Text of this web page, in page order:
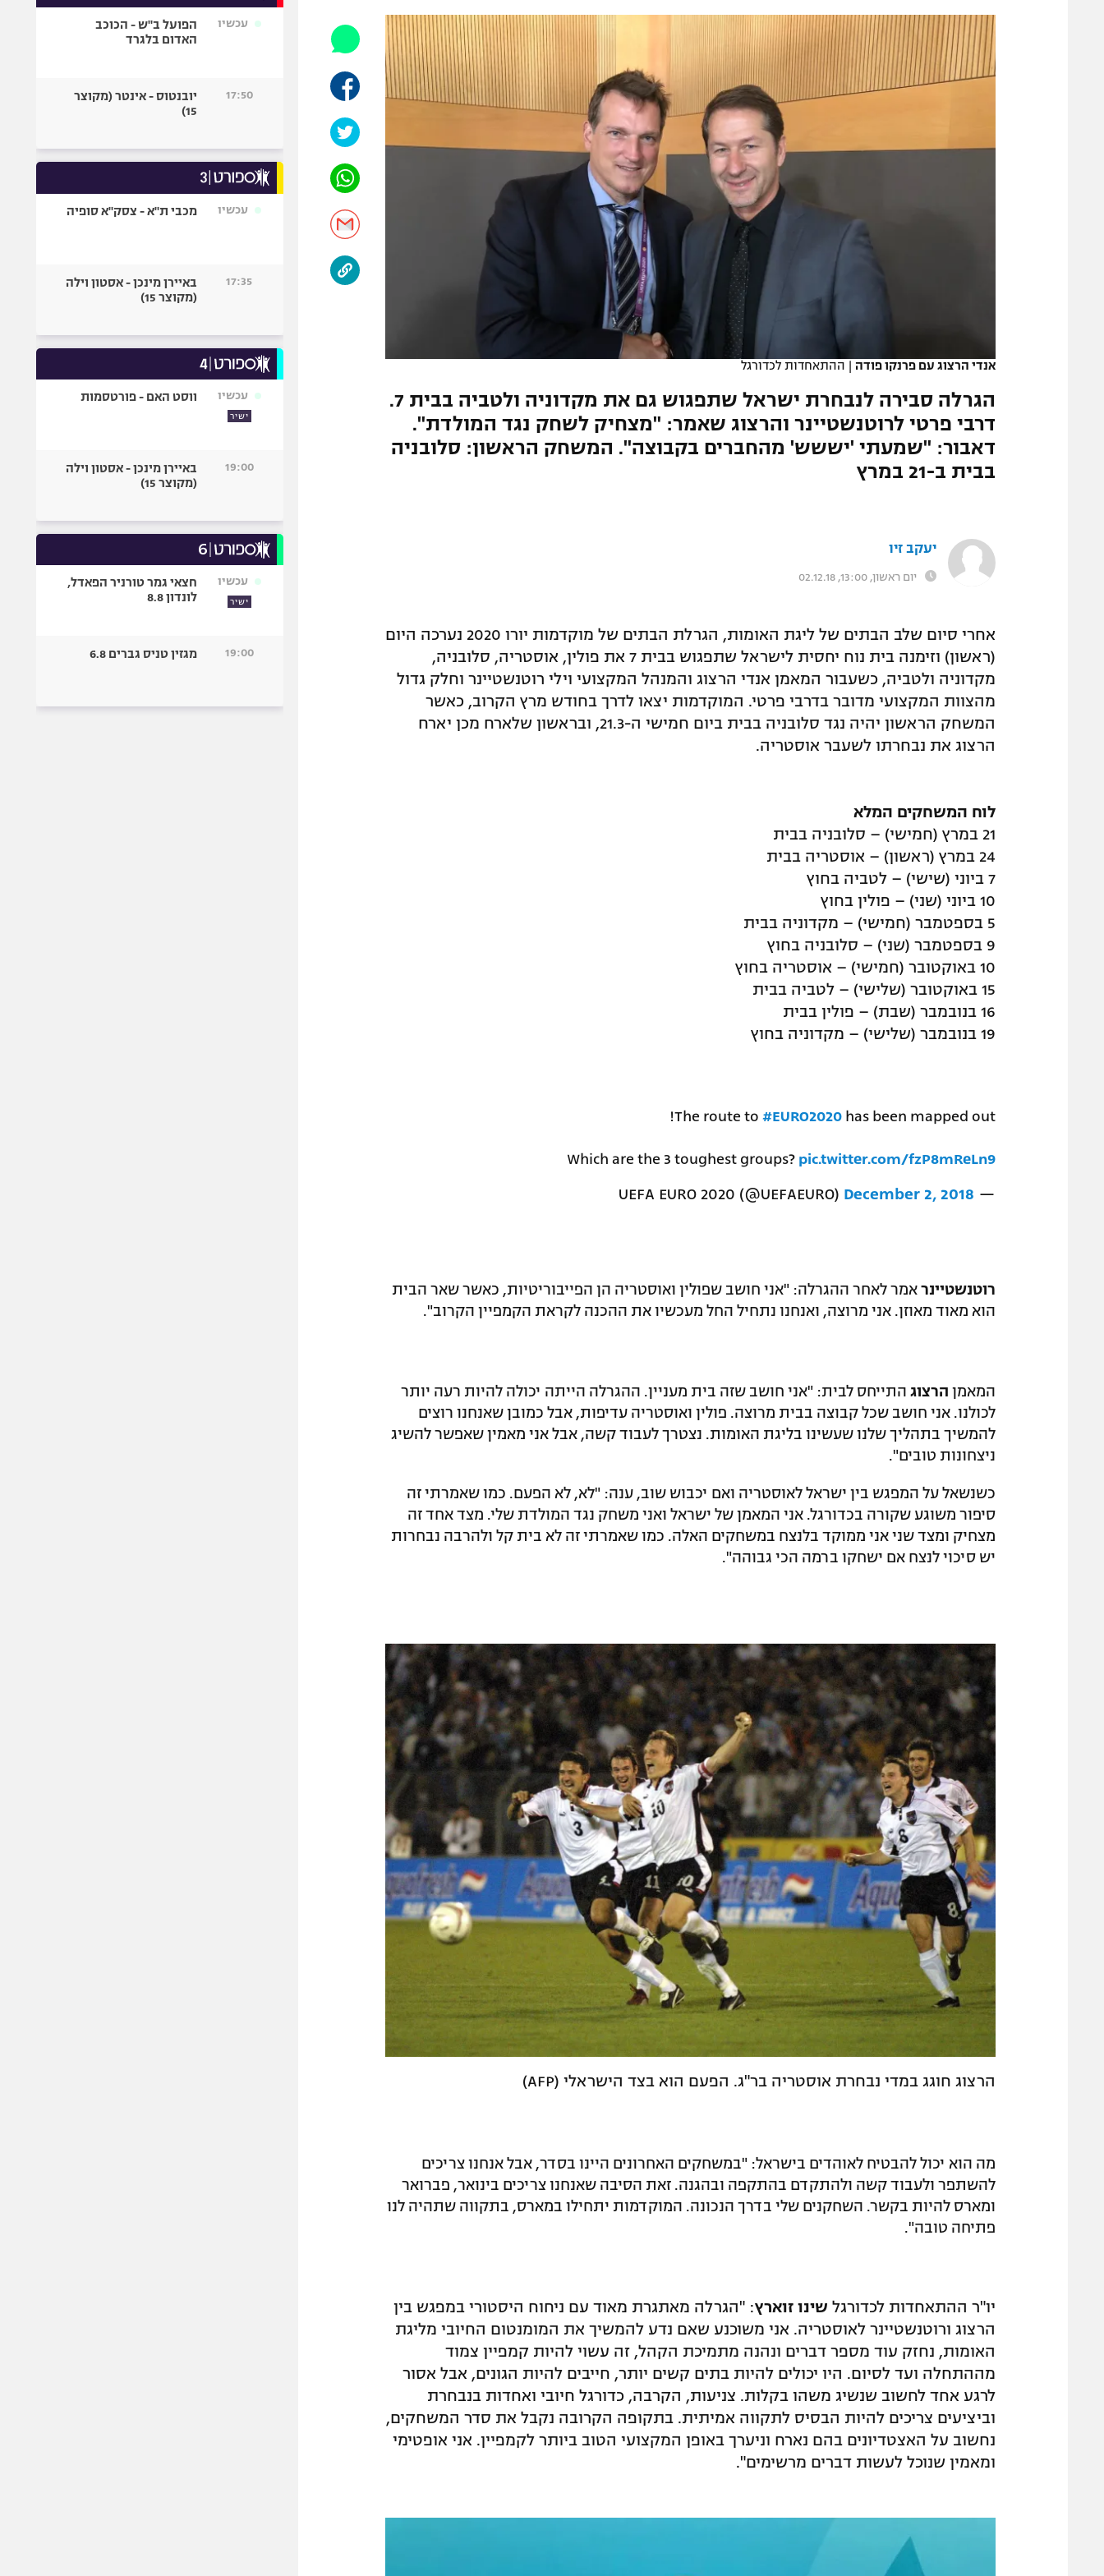
תקנון משתתפים וזוכים בפרסים
תקנון עבור פעילות אלקטרה
תקנון עבור פעילות ספורט 1 – "מרלן"
המגזין
הפועל תל אביב
הפועל חיפה
הפועל באר שבע
מכבי נתניה
בני יהודה
ליגה סינית
ליגות נוספות
ספורט מוטורי
פוטבול אמריקאי NFL
בייסבול MLB
אומנויות לחימה
גיימינג E-Sports
אנדי הרצוג עם פרנקו פודה | ההתאחדות לכדורגל
הגרלה סבירה לנבחרת ישראל שתפגוש גם את מקדוניה ולטביה בבית 7.
דרבי פרטי לרוטנשטיינר והרצוג שאמר: "מצחיק לשחק נגד המולדת".
דאבור: "שמעתי 'יששש' מהחברים בקבוצה". המשחק הראשון: סלובניה
בבית ב-21 במרץ
יעקב זיו
יום ראשון, 13:00, 02.12.18
אחרי סיום שלב הבתים של ליגת האומות, הגרלת הבתים של מוקדמות יורו 2020 נערכה היום
(ראשון) וזימנה בית נוח יחסית לישראל שתפגוש בבית 7 את פולין, אוסטריה, סלובניה,
מקדוניה ולטביה, כשעבור המאמן אנדי הרצוג והמנהל המקצועי וילי רוטנשטיינר וחלק גדול
מהצוות המקצועי מדובר בדרבי פרטי. המוקדמות יצאו לדרך בחודש מרץ הקרוב, כאשר
המשחק הראשון יהיה נגד סלובניה בבית ביום חמישי ה-21.3, ובראשון שלארח מכן יארח
הרצוג את נבחרתו לשעבר אוסטריה.
לוח המשחקים המלא
21 במרץ (חמישי) – סלובניה בבית
24 במרץ (ראשון) – אוסטריה בבית
7 ביוני (שישי) – לטביה בחוץ
10 ביוני (שני) – פולין בחוץ
5 בספטמבר (חמישי) – מקדוניה בבית
9 בספטמבר (שני) – סלובניה בחוץ
10 באוקטובר (חמישי) – אוסטריה בחוץ
15 באוקטובר (שלישי) – לטביה בבית
16 בנובמבר (שבת) – פולין בבית
19 בנובמבר (שלישי) – מקדוניה בחוץ
The route to #EURO2020 has been mapped out! ️
Which are the 3 toughest groups? pic.twitter.com/fzP8mReLn9
— UEFA EURO 2020 (@UEFAEURO)
December 2, 2018
רוטנשטיינר אמר לאחר ההגרלה: "אני חושב שפולין ואוסטריה הן הפייבוריטיות, כאשר שאר הבית
הוא מאוד מאוזן. אני מרוצה, ואנחנו נתחיל החל מעכשיו את ההכנה לקראת הקמפיין הקרוב".
המאמן הרצוג התייחס לבית: "אני חושב שזה בית מעניין. ההגרלה הייתה יכולה להיות רעה יותר
לכולנו. אני חושב שכל קבוצה בבית מרוצה. פולין ואוסטריה עדיפות, אבל כמובן שאנחנו רוצים
להמשיך בתהליך שלנו שעשינו בליגת האומות. נצטרך לעבוד קשה, אבל אני מאמין שאפשר להשיג
ניצחונות טובים".
כשנשאל על המפגש בין ישראל לאוסטריה ואם יכבוש שוב, ענה: "לא, לא הפעם. כמו שאמרתי זה
סיפור משוגע שקורה בכדורגל. אני המאמן של ישראל ואני משחק נגד המולדת שלי. מצד אחד זה
מצחיק ומצד שני אני ממוקד בלנצח במשחקים האלה. כמו שאמרתי זה לא בית קל ולהרבה נבחרות
יש סיכוי לנצח אם ישחקו ברמה הכי גבוהה".
הרצוג חוגג במדי נבחרת אוסטריה בר"ג. הפעם הוא בצד הישראלי (AFP)
מה הוא יכול להבטיח לאוהדים בישראל: "במשחקים האחרונים היינו בסדר, אבל אנחנו צריכים
להשתפר ולעבוד קשה ולהתקדם בהתקפה ובהגנה. זאת הסיבה שאנחנו צריכים בינואר, פברואר
ומארס להיות בקשר. השחקנים שלי בדרך הנכונה. המוקדמות יתחילו במארס, בתקווה שתהיה לנו
פתיחה טובה".
יו"ר ההתאחדות לכדורגל שינו זוארץ: "הגרלה מאתגרת מאוד עם ניחוח היסטורי במפגש בין
הרצוג ורוטנשטיינר לאוסטריה. אני משוכנע שאם נדע להמשיך את המומנטום החיובי מליגת
האומות, נחזק עוד מספר דברים ונהנה מתמיכת הקהל, זה עשוי להיות קמפיין צמוד
מההתחלה ועד לסיום. היו יכולים להיות בתים קשים יותר, חייבים להיות הגונים, אבל אסור
לרגע אחד לחשוב שנשיג משהו בקלות. צניעות, הקרבה, כדורגל חיובי ואחדות בנבחרת
וביציעים צריכים להיות הבסיס לתקווה אמיתית. בתקופה הקרובה נקבל את סדר המשחקים,
נחשוב על האצטדיונים בהם נארח וניערך באופן המקצועי הטוב ביותר לקמפיין. אני אופטימי
ומאמין שנוכל לעשות דברים מרשימים".
עכשיו
הפועל ב"ש - הכוכב
האדום בלגרד
17:50
יובנטוס - אינטר (מקוצר
15)
עכשיו מכבי ת"א - צסק"א סופיה
17:35
באיירן מינכן - אסטון וילה
(מקוצר 15)
עכשיו
ישיר
ווסט האם - פורטסמות
19:00
באיירן מינכן - אסטון וילה
(מקוצר 15)
עכשיו
ישיר
חצאי גמר טורניר הפאדל,
לונדון 8.8
19:00 מגזין טניס גברים 6.8